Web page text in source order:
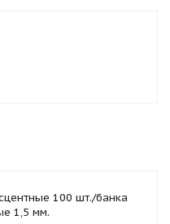
100 шт./банка
1,5 мм.